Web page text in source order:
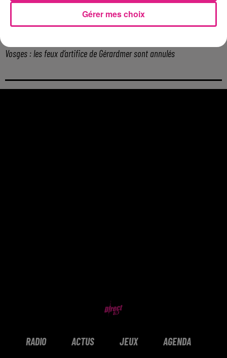
Eclipse Solaire du 12 août : où voir ce phénomène en Lorraine ?
Chalets de Noël solidaires : la ville de Metz lance un appel à...
Vosges : les feux d’artifice de Gérardmer sont annulés
RADIO ACTUS JEUX AGENDA
Gérer mes choix